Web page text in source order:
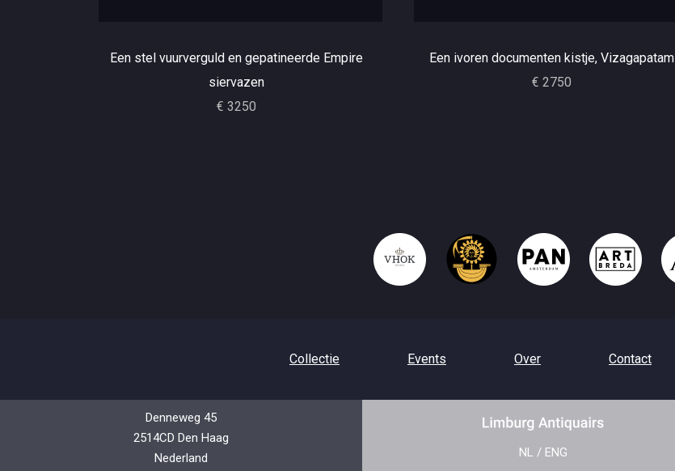
Een stel vuurverguld en gepatineerde Empire
siervazen
€ 3250
Een ivoren documenten kistje, Vizagapatam
€ 2750
Collectie Events Over Contact
Denneweg 45
2514CD Den Haag
Nederland
NL / ENG